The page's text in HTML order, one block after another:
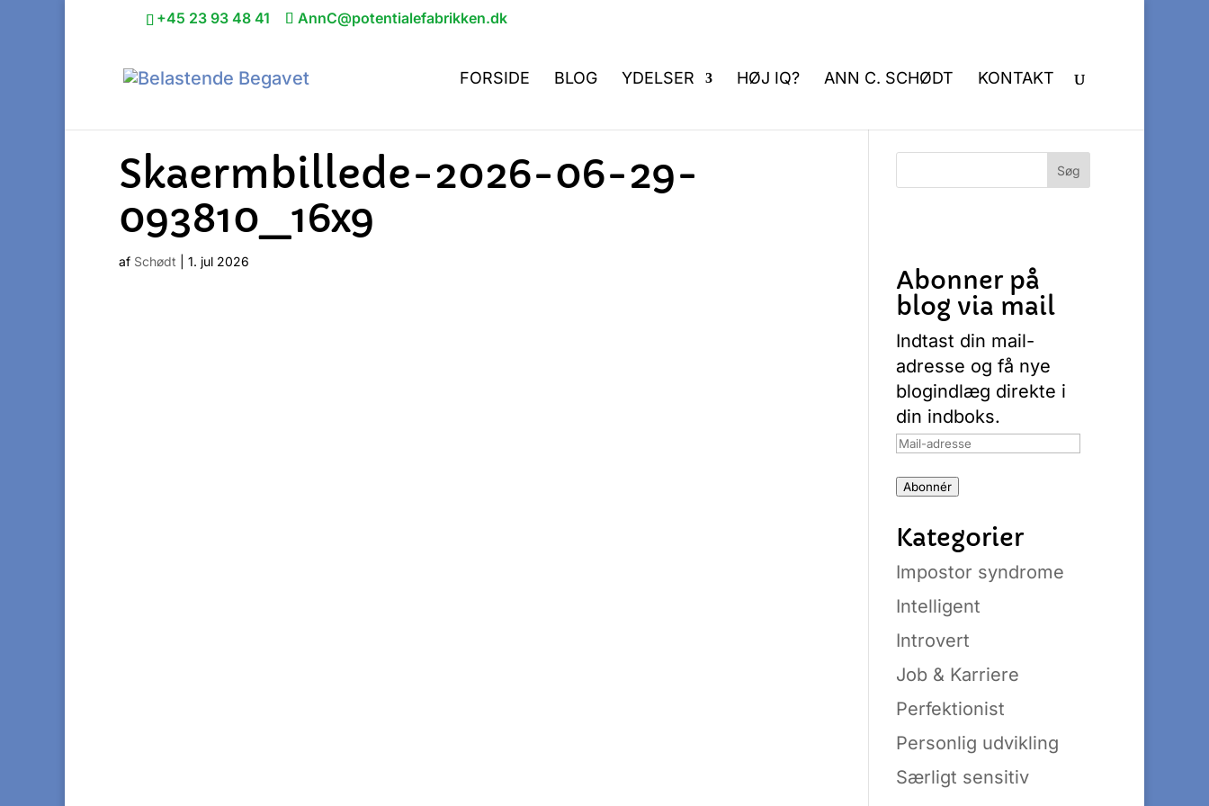
+45 23 93 48 41 AnnC@potentialefabrikken.dk
FORSIDE BLOG YDELSER HØJ IQ? ANN C. SCHØDT KONTAKT
Skaermbillede-2026-06-29-
093810_16x9
af Schødt 1. jul 2026
Abonner på
blog via mail
Indtast din mail-
adresse og få nye
blogindlæg direkte i
din indboks.
Mail-
Abonnér
Kategorier
Impostor syndrome
Intelligent
Introvert
Job & Karriere
Perfektionist
Personlig udvikling
Særligt sensitiv